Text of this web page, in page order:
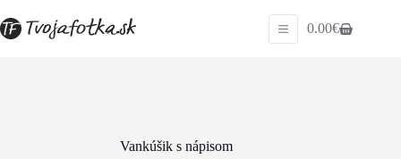
to
content
Shopping
0.00€
Vankúšik s nápisom